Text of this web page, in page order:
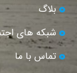
بلاگ
شبکه های
تماس با ما